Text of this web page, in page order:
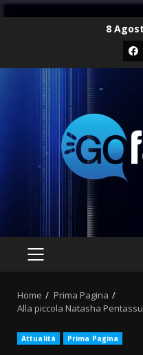
8
PRIMARY
Home
Prima Pagina
Alla piccola Natasha
Attualità Prima Pagina